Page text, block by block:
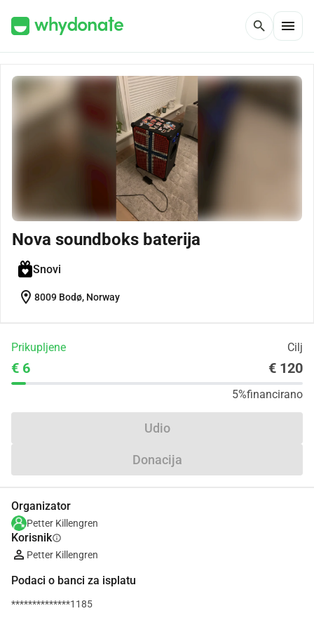
search menu
Nova soundboks baterija
Snovi
location_on 8009 Bodø, Norway
Prikupljene Cilj
€ 6 € 120
5%financirano
Udio
Donacija
Organizator
Petter Killengren
Korisnikinfo
Petter Killengren
Podaci o banci za isplatu
**************1185